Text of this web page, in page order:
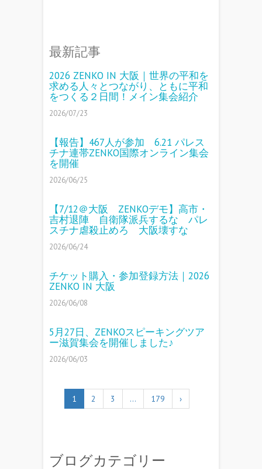
最新記事
2026 ZENKO IN 大阪｜世界の平和を
求める人々とつながり、ともに平和
をつくる２日間！メイン集会紹介
2026/07/23
【報告】467人が参加 6.21 パレス
チナ連帯ZENKO国際オンライン集会
を開催
2026/06/25
【7/12＠大阪 ZENKOデモ】高市・
吉村退陣 自衛隊派兵するな パレ
スチナ虐殺止めろ 大阪壊すな
2026/06/24
チケット購入・参加登録方法｜2026
ZENKO IN 大阪
2026/06/08
5月27日、ZENKOスピーキングツア
ー滋賀集会を開催しました♪
2026/06/03
1 2 3 … 179 ›
ブログカテゴリー